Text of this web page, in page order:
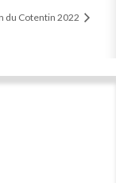
du Cotentin 2022